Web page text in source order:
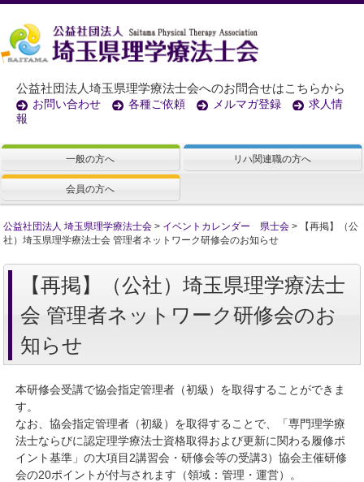
公益社団法人埼玉県理学療法士会へのお問合せはこちらから
お問い合わせ 各種ご依頼 メルマガ登録
求人情
報
一般の方へ リハ関連職の方へ
会員の方へ
公益社団法人 埼玉県理学療法士会 > イベントカレンダー 県士会 >
【再掲】（公
社）埼玉県理学療法士会 管理者ネットワーク研修会のお知らせ
【再掲】（公社）埼玉県理学療法士
会 管理者ネットワーク研修会のお
知らせ
本研修会受講で協会指定管理者（初級）を取得することができま
す。
なお、協会指定管理者（初級）を取得することで、「専門理学療
法士ならびに認定理学療法士資格取得および更新に関わる履修ポ
イント基準」の大項目2講習会・研修会等の受講3）協会主催研修
会の20ポイントが付与されます（領域：管理・運営）。